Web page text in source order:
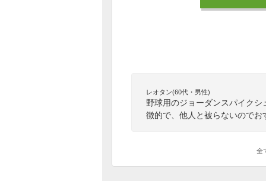
レオタン(60代・男性)
野球用のジョーダンスパイク
徴的で、他人と被らないのでお
全